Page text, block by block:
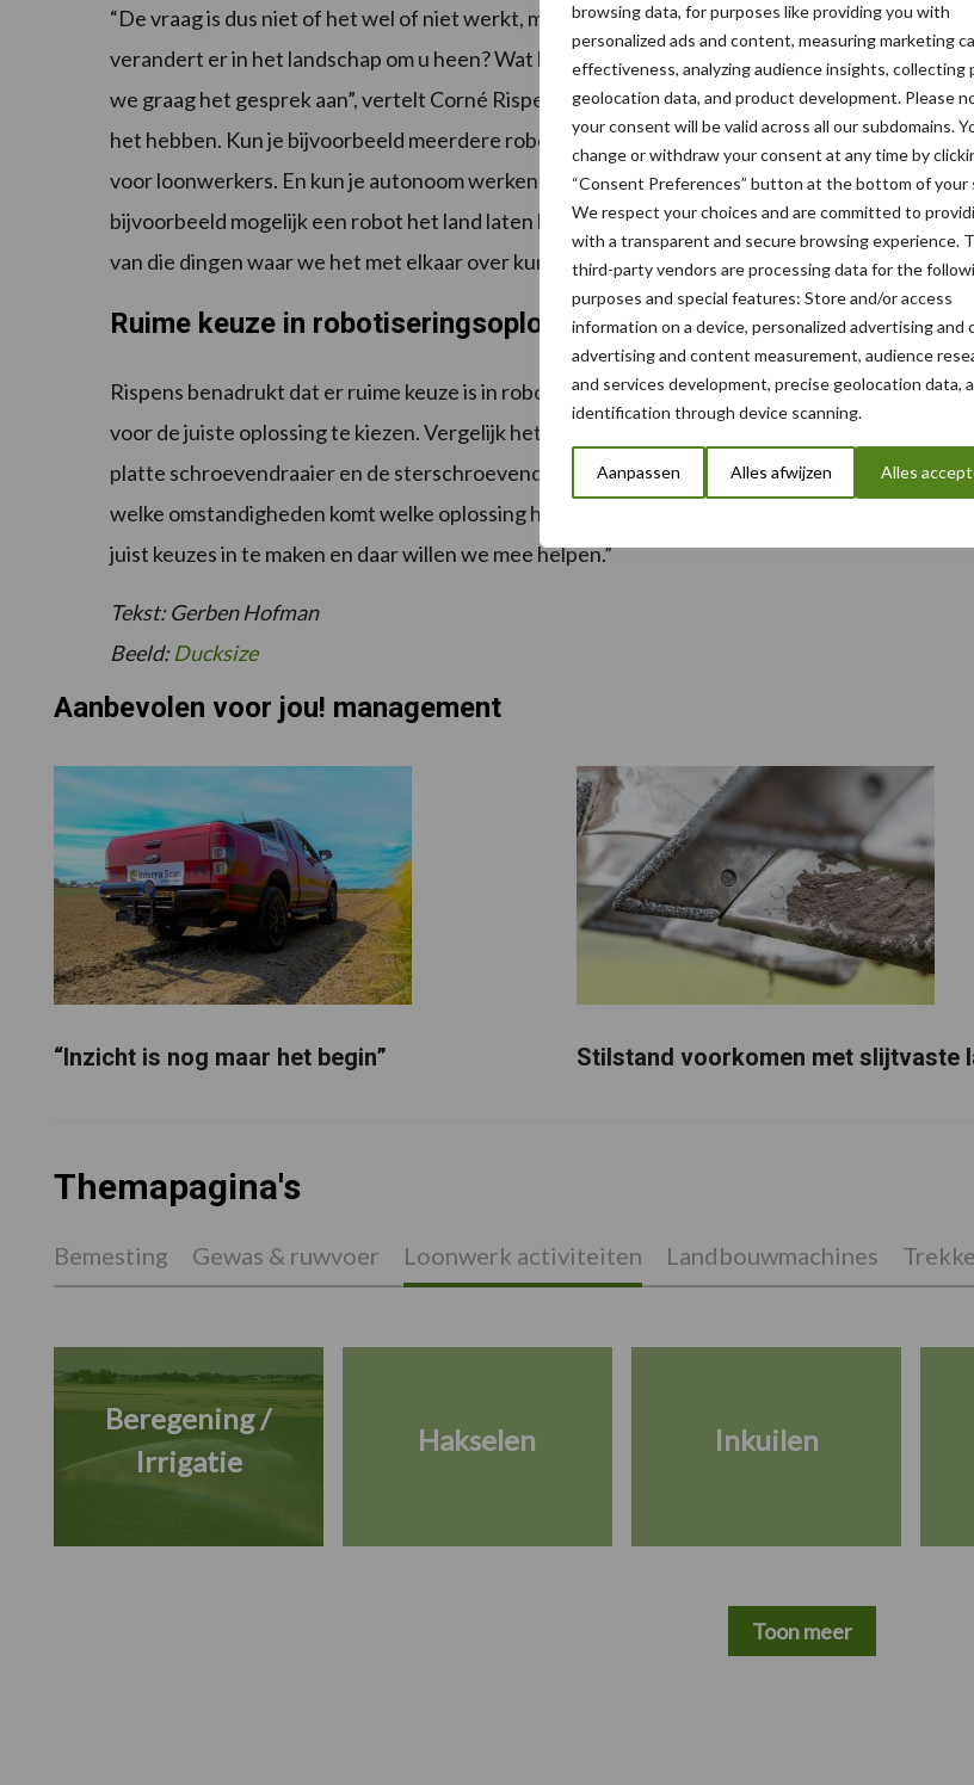
browsing data, for purposes like providing you with
personalized ads and content, measuring marketing
effectiveness, analyzing audience insights, collecting
geolocation data, and product development. Please
your consent will be valid across all our subdomains.
change or withdraw your consent at any time by
“Consent Preferences” button at the bottom of your
We respect your choices and are committed to
with a transparent and secure browsing experience.
third-party vendors are processing data for the
purposes and special features: Store and/or access
information on a device, personalized advertising and
advertising and content measurement, audience
and services development, precise geolocation data,
identification through device scanning.
Aanpassen Alles afwijzen Alles
“De vraag is dus niet of het wel of niet werkt, maar de vraag is: is het toepasbaar op mijn
verandert er in het landschap om u heen? Wat kan robotisering daarin betekenen? Daarover
we graag het gesprek aan”, vertelt Corné Rispens. “Maar ook over meer praktische zaken
het hebben. Kun je bijvoorbeeld meerdere robots tegelijk inzetten? Dat zou ook interessant
voor loonwerkers. En kun je autonoom werken combineren met andere werkzaamheden. Is
bijvoorbeeld mogelijk een robot het land laten klaarmaken terwijl je zelf aan het zaaien bent?
van die dingen waar we het met elkaar over kunnen hebben op de beurs.”
Ruime keuze in robotiseringsoplossingen
Rispens benadrukt dat er ruime keuze is in robotiseringsoplossingen. “Het is echter de kunst
voor de juiste oplossing te kiezen. Vergelijk het met een gereedschapskist. Eerst had je alleen
platte schroevendraaier en de sterschroevendraaier. Later kwam daar de inbus bij en de torx.
welke omstandigheden komt welke oplossing het beste tot zijn recht? Het is de kunst om daar
juist keuzes in te maken en daar willen we mee helpen.”
Tekst: Gerben Hofman
Beeld:Ducksize
Aanbevolen voor jou! management
“Inzicht is nog maar het begin” Stilstand voorkomen met slijtvaste
Themapagina's
Bemesting Gewas & ruwvoer Loonwerk activiteiten Landbouwmachines
Beregening /
Irrigatie
Hakselen Inkuilen
Toon meer